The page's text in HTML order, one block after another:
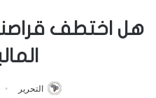
هل اختطف
التحرير